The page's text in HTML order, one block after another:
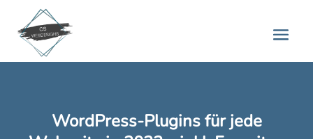
WordPress-Plugins für jede